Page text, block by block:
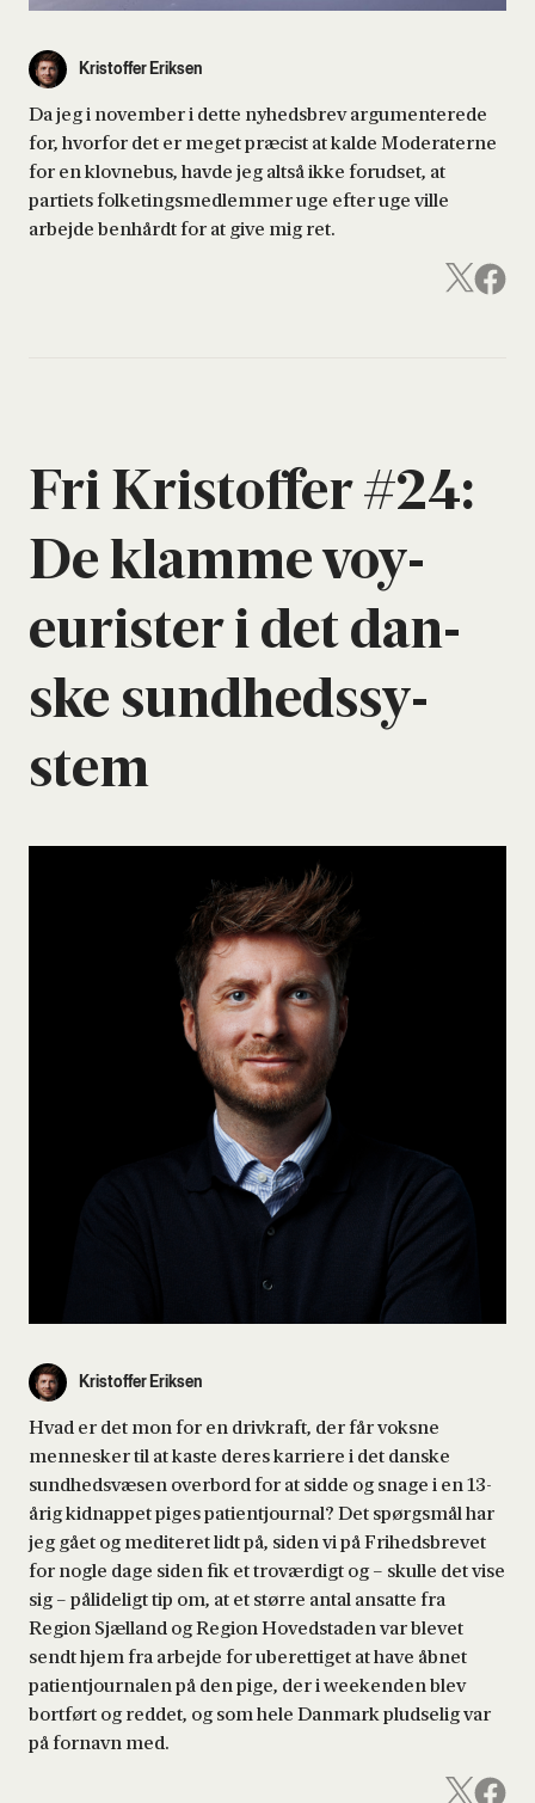
Kristoffer Eriksen
Da jeg i november i dette nyhedsbrev argumenterede
for, hvorfor det er meget præcist at kalde Moderaterne
for en klovnebus, havde jeg altså ikke forudset, at
partiets folketingsmedlemmer uge efter uge ville
arbejde benhårdt for at give mig ret.
Fri Kri­stof­fer #24:
De klam­me voy­
euri­ster i det dan­
ske sund­heds­sy­
stem
Kristoffer Eriksen
Hvad er det mon for en drivkraft, der får voksne
mennesker til at kaste deres karriere i det danske
sundhedsvæsen overbord for at sidde og snage i en 13-
årig kidnappet piges patientjournal? Det spørgsmål har
jeg gået og mediteret lidt på, siden vi på Frihedsbrevet
for nogle dage siden fik et troværdigt og – skulle det vise
sig – pålideligt tip om, at et større antal ansatte fra
Region Sjælland og Region Hovedstaden var blevet
sendt hjem fra arbejde for uberettiget at have åbnet
patientjournalen på den pige, der i weekenden blev
bortført og reddet, og som hele Danmark pludselig var
på fornavn med.